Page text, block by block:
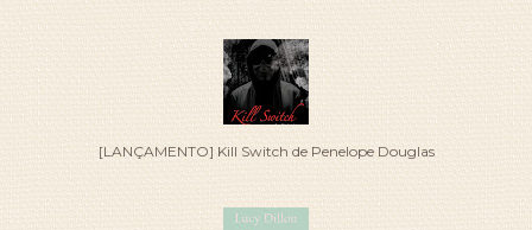
[LANÇAMENTO] Kill Switch de Penelope Douglas